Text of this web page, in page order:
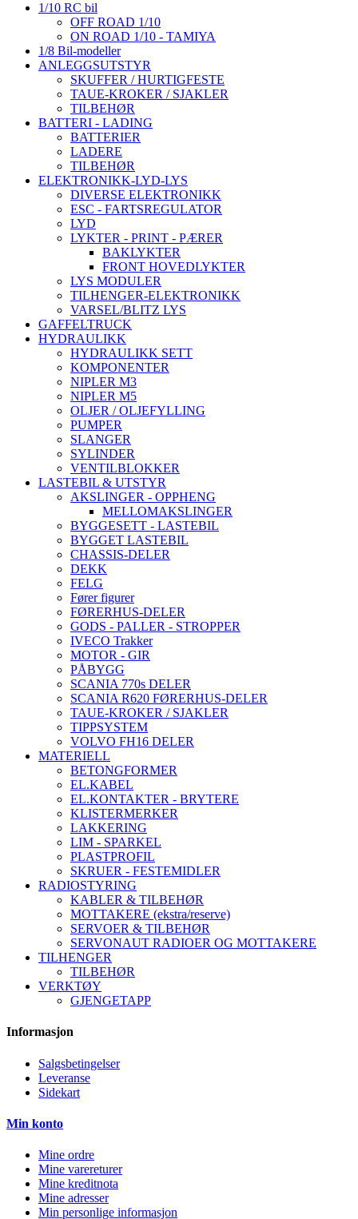
1/10 RC bil
OFF ROAD 1/10
ON ROAD 1/10 - TAMIYA
1/8 Bil-modeller
ANLEGGSUTSTYR
SKUFFER / HURTIGFESTE
TAUE-KROKER / SJAKLER
TILBEHØR
BATTERI - LADING
BATTERIER
LADERE
TILBEHØR
ELEKTRONIKK-LYD-LYS
DIVERSE ELEKTRONIKK
ESC - FARTSREGULATOR
LYD
LYKTER - PRINT - PÆRER
BAKLYKTER
FRONT HOVEDLYKTER
LYS MODULER
TILHENGER-ELEKTRONIKK
VARSEL/BLITZ LYS
GAFFELTRUCK
HYDRAULIKK
HYDRAULIKK SETT
KOMPONENTER
NIPLER M3
NIPLER M5
OLJER / OLJEFYLLING
PUMPER
SLANGER
SYLINDER
VENTILBLOKKER
LASTEBIL & UTSTYR
AKSLINGER - OPPHENG
MELLOMAKSLINGER
BYGGESETT - LASTEBIL
BYGGET LASTEBIL
CHASSIS-DELER
DEKK
FELG
Fører figurer
FØRERHUS-DELER
GODS - PALLER - STROPPER
IVECO Trakker
MOTOR - GIR
PÅBYGG
SCANIA 770s DELER
SCANIA R620 FØRERHUS-DELER
TAUE-KROKER / SJAKLER
TIPPSYSTEM
VOLVO FH16 DELER
MATERIELL
BETONGFORMER
EL.KABEL
EL.KONTAKTER - BRYTERE
KLISTERMERKER
LAKKERING
LIM - SPARKEL
PLASTPROFIL
SKRUER - FESTEMIDLER
RADIOSTYRING
KABLER & TILBEHØR
MOTTAKERE (ekstra/reserve)
SERVOER & TILBEHØR
SERVONAUT RADIOER OG MOTTAKERE
TILHENGER
TILBEHØR
VERKTØY
GJENGETAPP
Informasjon
Salgsbetingelser
Leveranse
Sidekart
Min konto
Mine ordre
Mine varereturer
Mine kreditnota
Mine adresser
Min personlige informasjon